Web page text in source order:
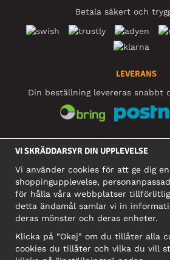
Betala säkert och
LEVERANS
Din beställning levereras snabbt
SOCIALA MEDIER
FÖRETAG
Motley Denim
Narva mnt 5, EE-10117
Org: 12356245, Momsnummer:
OBS! Skicka inte varureturer
VI SKRÄDDARSYR DIN UPPLEVELSE
Vi använder cookies för att ge dig
shoppingupplevelse,
för hålla våra webbplatser
detta ändamål samlar vi in
deras mönster och deras enheter.
Klicka på "Okej" om du tillåter alla
cookies du tillåter och vilka du vill